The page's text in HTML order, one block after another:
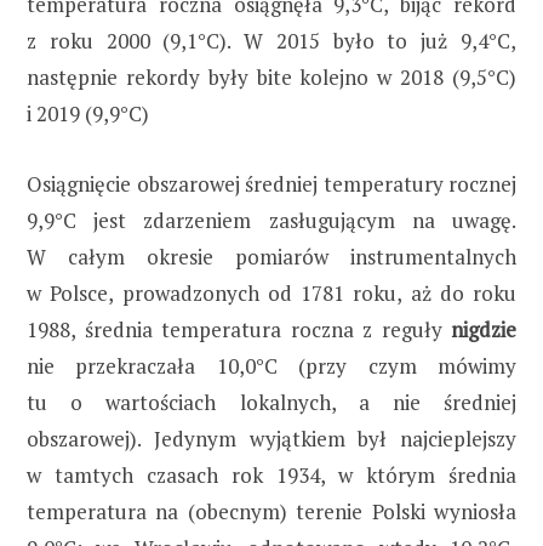
z roku 2000 (9,1°C). W 2015 było to już 9,4°C,
następnie rekordy były bite kolejno w 2018 (9,5°C)
i 2019 (9,9°C)
Osiągnięcie obszarowej średniej temperatury rocznej
9,9°C jest zdarzeniem zasługującym na uwagę.
W całym okresie pomiarów instrumentalnych
w Polsce, prowadzonych od 1781 roku, aż do roku
1988, średnia temperatura roczna z reguły nigdzie
nie przekraczała 10,0°C (przy czym mówimy
tu o wartościach lokalnych, a nie średniej
obszarowej). Jedynym wyjątkiem był najcieplejszy
w tamtych czasach rok 1934, w którym średnia
temperatura na (obecnym) terenie Polski wyniosła